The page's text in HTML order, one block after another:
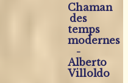
Chaman
des
temps
modernes
-
Alberto
Villoldo